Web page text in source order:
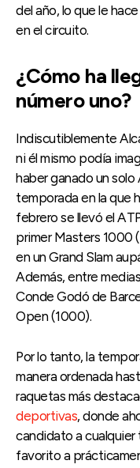
del año, lo que le
en el circuito.
¿Cómo ha
número uno?
Indiscutiblemente
ni él mismo podía
haber ganado un
temporada en la que
febrero se llevó el
primer Masters 1000
en un Grand Slam
Además, entre
Conde Godó de
Open (1000).
Por lo tanto, la
manera ordenada
raquetas más
deportivas, donde
candidato a
favorito a